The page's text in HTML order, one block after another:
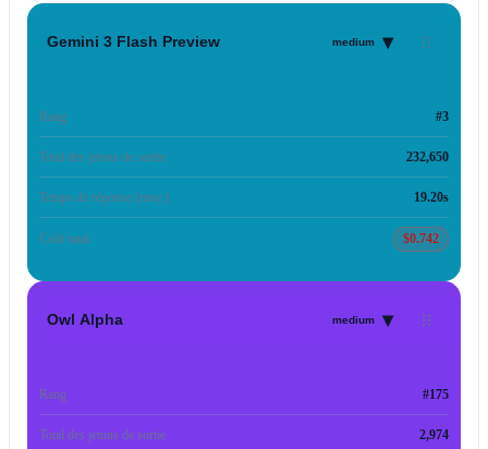
Gemini 3 Flash Preview medium ▾
Rang #3
Total des jetons de sortie 232,650
Temps de réponse (moy.) 19.20s
Coût total $0.742
Owl Alpha medium ▾
Rang #175
Total des jetons de sortie 2,974